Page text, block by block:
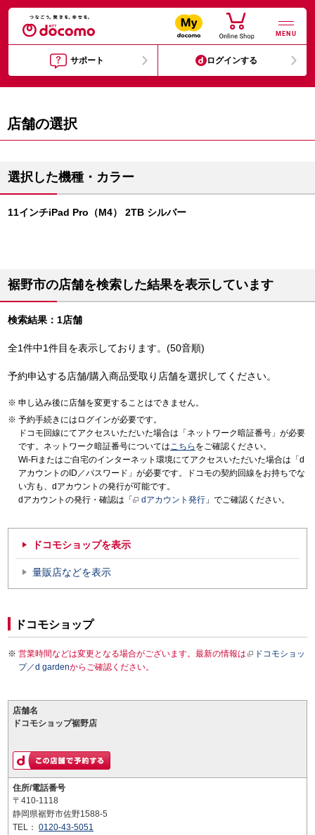
MENU
サポート ログインする
店舗の選択
選択した機種・カラー
11インチiPad Pro（M4） 2TB シルバー
裾野市の店舗を検索した結果を表示しています
検索結果：1店舗
全1件中1件目を表示しております。(50音順)
予約申込する店舗/購入商品受取り店舗を選択してください。
申し込み後に店舗を変更することはできません。
予約手続きにはログインが必要です。
ドコモ回線にてアクセスいただいた場合は「ネットワーク暗証番号」が必要
です。ネットワーク暗証番号についてはこちら をご確認ください。
Wi-Fiまたはご自宅のインターネット環境にてアクセスいただいた場合は「d
アカウントのID／パスワード」が必要です。ドコモの契約回線をお持ちでな
い方も、dアカウントの発行が可能です。
dアカウントの発行・確認は「
dアカウント発行 」でご確認ください。
ドコモショップを表示
量販店などを表示
ドコモショップ
営業時間などは変更となる場合がございます。最新の情報は
ドコモショッ
プ／d gardenからご確認ください。
店舗名
ドコモショップ裾野店
住所/電話番号
〒410-1118
静岡県裾野市佐野1588-5
TEL： 0120-43-5051